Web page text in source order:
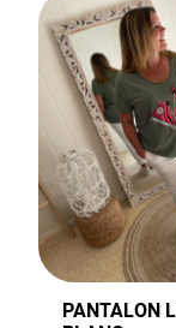
PANTALON